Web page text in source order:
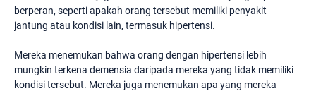
berperan, seperti apakah orang tersebut memiliki penyakit
jantung atau kondisi lain, termasuk hipertensi.
Mereka menemukan bahwa orang dengan hipertensi lebih
mungkin terkena demensia daripada mereka yang tidak memiliki
kondisi tersebut. Mereka juga menemukan apa yang mereka